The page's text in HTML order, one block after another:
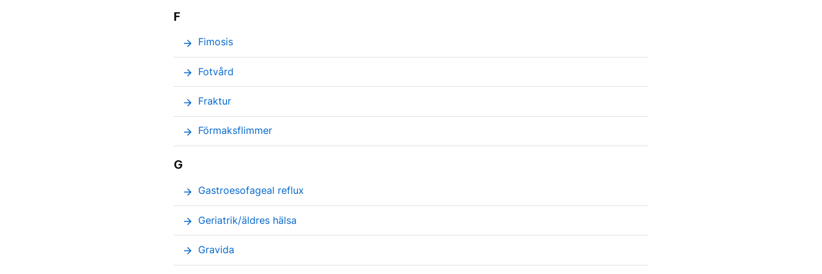
F
arrow_forward Fimosis
arrow_forward Fotvård
arrow_forward Fraktur
arrow_forward Förmaksflimmer
G
arrow_forward Gastroesofageal reflux
arrow_forward Geriatrik/äldres hälsa
arrow_forward Gravida